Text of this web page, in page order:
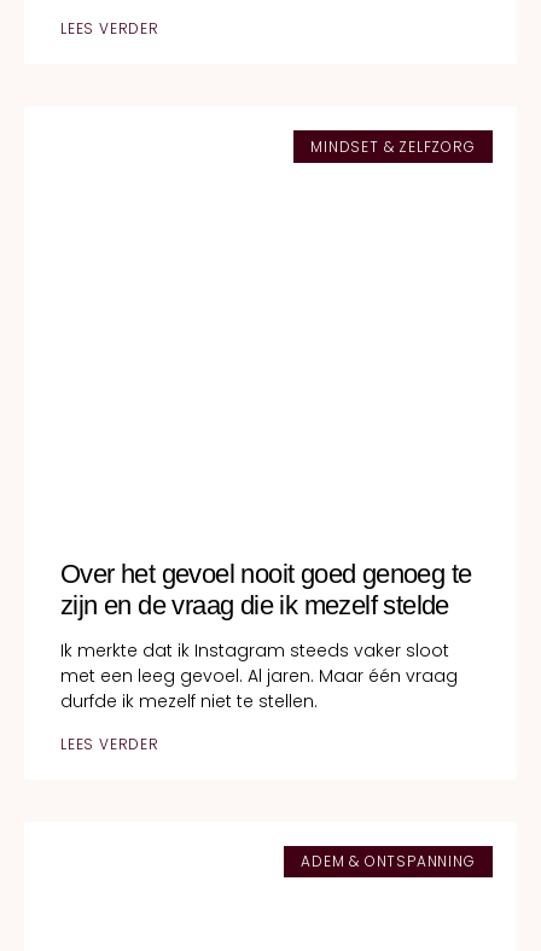
LEES VERDER
MINDSET & ZELFZORG
Over het gevoel nooit goed genoeg te
zijn en de vraag die ik mezelf stelde
Ik merkte dat ik Instagram steeds vaker sloot
met een leeg gevoel. Al jaren. Maar één vraag
durfde ik mezelf niet te stellen.
LEES VERDER
ADEM & ONTSPANNING